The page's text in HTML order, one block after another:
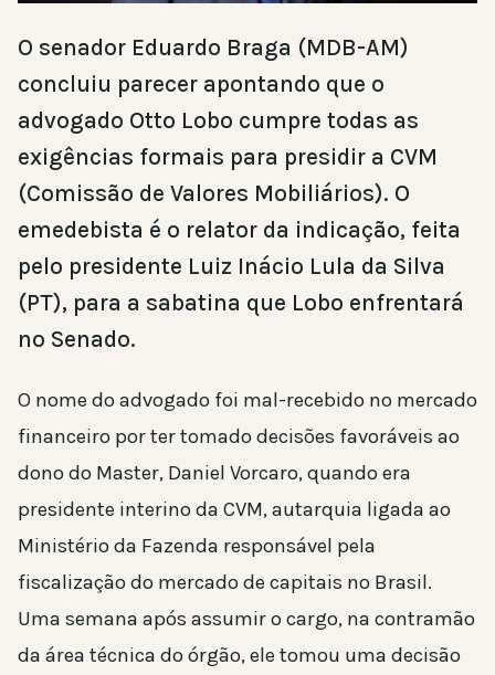
O senador Eduardo Braga (MDB-AM)
concluiu parecer apontando que o
advogado Otto Lobo cumpre todas as
exigências formais para presidir a CVM
(Comissão de Valores Mobiliários). O
emedebista é o relator da indicação, feita
pelo presidente Luiz Inácio Lula da Silva
(PT), para a sabatina que Lobo enfrentará
no Senado.
O nome do advogado foi mal-recebido no mercado
financeiro por ter tomado decisões favoráveis ao
dono do Master, Daniel Vorcaro, quando era
presidente interino da CVM, autarquia ligada ao
Ministério da Fazenda responsável pela
fiscalização do mercado de capitais no Brasil.
Uma semana após assumir o cargo, na contramão
da área técnica do órgão, ele tomou uma decisão